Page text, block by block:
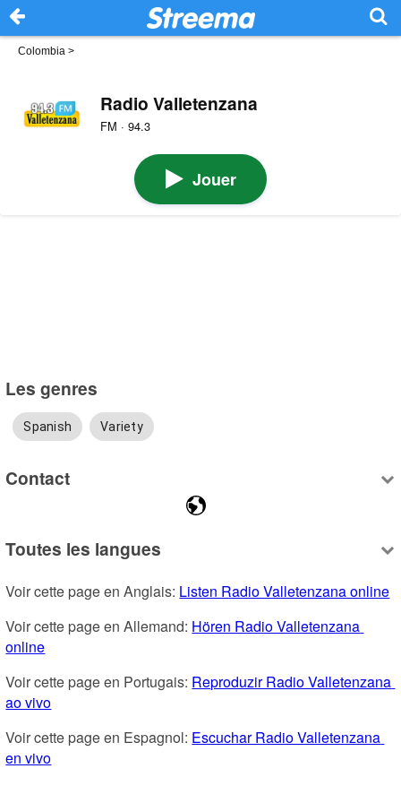
Colombia >
Radio Valletenzana
FM · 94.3
Jouer
Les genres
Spanish Variety
Contact
Toutes les langues
Voir cette page en Anglais: Listen Radio Valletenzana online
Voir cette page en Allemand: Hören Radio Valletenzana
online
Voir cette page en Portugais: Reproduzir Radio Valletenzana
ao vivo
Voir cette page en Espagnol: Escuchar Radio Valletenzana
en vivo